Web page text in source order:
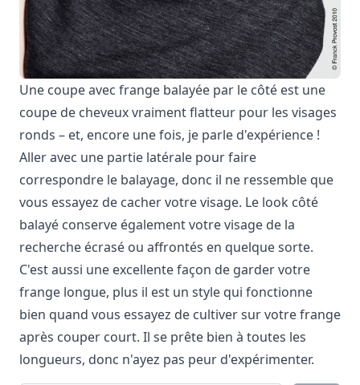
Une coupe avec frange balayée par le côté est une
coupe de cheveux vraiment flatteur pour les visages
ronds – et, encore une fois, je parle d'expérience !
Aller avec une partie latérale pour faire
correspondre le balayage, donc il ne ressemble que
vous essayez de cacher votre visage. Le look côté
balayé conserve également votre visage de la
recherche écrasé ou affrontés en quelque sorte.
C'est aussi une excellente façon de garder votre
frange longue, plus il est un style qui fonctionne
bien quand vous essayez de cultiver sur votre frange
après couper court. Il se prête bien à toutes les
longueurs, donc n'ayez pas peur d'expérimenter.